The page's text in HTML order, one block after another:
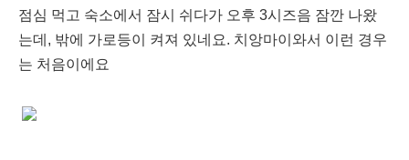
점심 먹고 숙소에서 잠시 쉬다가 오후 3시즈음 잠깐 나왔
는데, 밖에 가로등이 켜져 있네요. 치앙마이와서 이런 경우
는 처음이에요